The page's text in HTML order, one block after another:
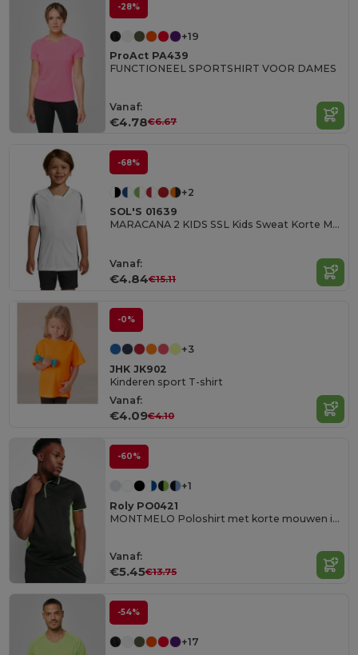
-28%
+19
ProAct PA439
FUNCTIONEEL SPORTSHIRT VOOR DAMES
Vanaf:
€4.78€6.67
-68%
+2
SOL'S 01639
MARACANA 2 KIDS SSL Kids Sweat Korte Mouwen
Vanaf:
€4.84€15.11
-0%
+3
JHK JK902
Kinderen sport T-shirt
Vanaf:
€4.09€4.10
-60%
+1
Roly PO0421
MONTMELO Poloshirt met korte mouwen in technisch weefsel
Vanaf:
€5.45€13.75
-54%
+17